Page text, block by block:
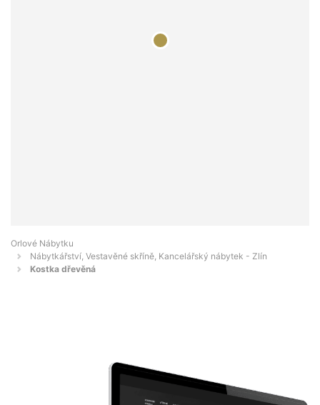
Orlové Nábytku
Nábytkářství, Vestavěné skříně, Kancelářský nábytek - Zlín
Kostka dřevěná